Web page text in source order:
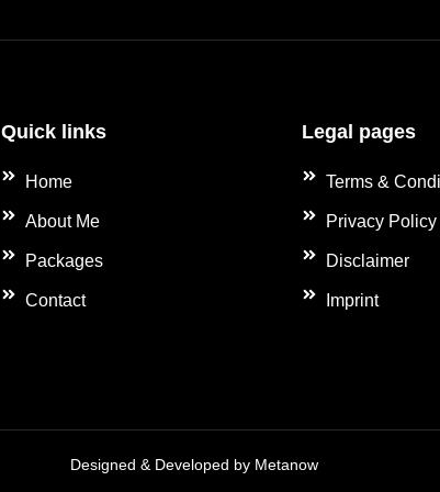
Quick links
Home
About Me
Packages
Contact
Legal pages
Terms &
Privacy Policy
Disclaimer
Imprint
Designed & Developed by Metanow